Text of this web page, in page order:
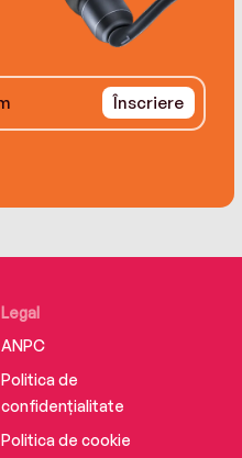
Înscriere
Legal
ANPC
Politica de
confidențialitate
Politica de cookie